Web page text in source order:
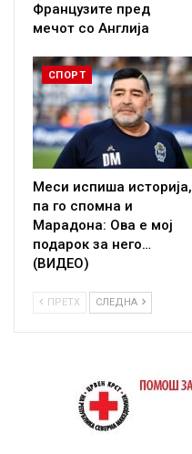
Французите пред
мечот со Англија
СПОРТ
Меси испиша историја,
па го спомна и
Марадона: Ова е мој
подарок за него…
(ВИДЕО)
ПРЕТХ СЛЕДНА